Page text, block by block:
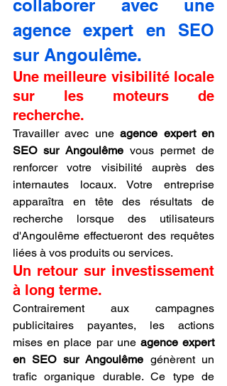
collaborer avec une
agence expert en SEO
sur Angoulême.
Une meilleure visibilité locale
sur les moteurs de
recherche.
Travailler avec une agence expert en
SEO sur Angoulême vous permet de
renforcer votre visibilité auprès des
internautes locaux. Votre entreprise
apparaîtra en tête des résultats de
recherche lorsque des utilisateurs
d'Angoulême effectueront des requêtes
liées à vos produits ou services.
Un retour sur investissement
à long terme.
Contrairement aux campagnes
publicitaires payantes, les actions
mises en place par une agence expert
en SEO sur Angoulême génèrent un
trafic organique durable. Ce type de